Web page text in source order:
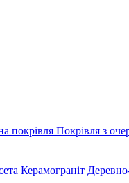
покрівля Покрівля з
Керамограніт